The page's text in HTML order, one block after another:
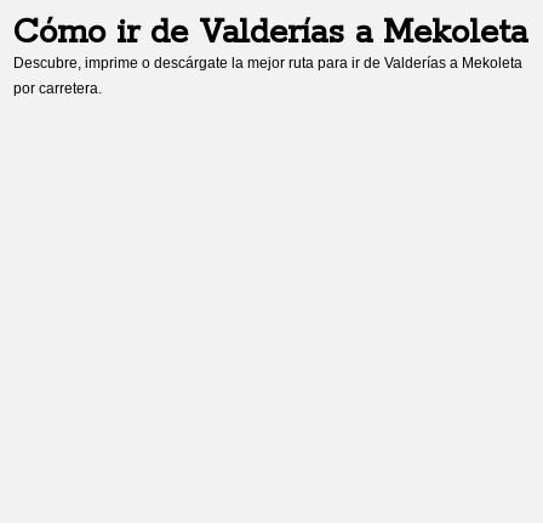
Cómo ir de Valderías a Mekoleta
Descubre, imprime o descárgate la mejor ruta para ir deValderías a Mekoleta
por carretera.